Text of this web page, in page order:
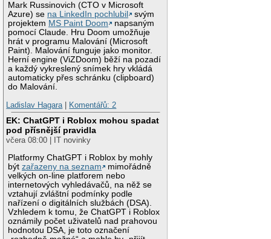
Mark Russinovich (CTO v Microsoft
Azure) se na LinkedIn pochlubil
svým
projektem MS Paint Doom
napsaným
pomocí Claude. Hru Doom umožňuje
hrát v programu Malování (Microsoft
Paint). Malování funguje jako monitor.
Herní engine (ViZDoom) běží na pozadí
a každý vykreslený snímek hry vkládá
automaticky přes schránku (clipboard)
do Malování.
Ladislav Hagara
Komentářů: 2
EK: ChatGPT i Roblox mohou spadat
pod přísnější pravidla
včera 08:00 | IT novinky
Platformy ChatGPT i Roblox by mohly
býtzařazeny na seznam
mimořádně
velkých on-line platforem nebo
internetových vyhledávačů, na něž se
vztahují zvláštní podmínky podle
nařízení o digitálních službách (DSA).
Vzhledem k tomu, že ChatGPT i Roblox
oznámily počet uživatelů nad prahovou
hodnotou DSA, je toto označení